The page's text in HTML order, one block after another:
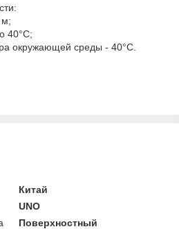
м;
40°C;
окружающей среды - 40°C.
Китай
UNO
Поверхностный